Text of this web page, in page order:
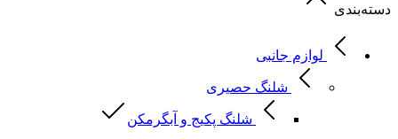
دسته‌بندی
لوازم جانبی
شلنگ حصیری
شلنگ پکیج و آبگرمکن